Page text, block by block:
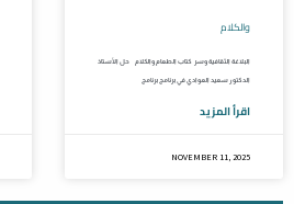
والكلام
البلاغة الثقافية وسر كتاب الطعام والكلام حل الأستاذ
الدكتور سعيد العوادي في برنامج برنامج
اقرأ المزيد
NOVEMBER 11, 2025